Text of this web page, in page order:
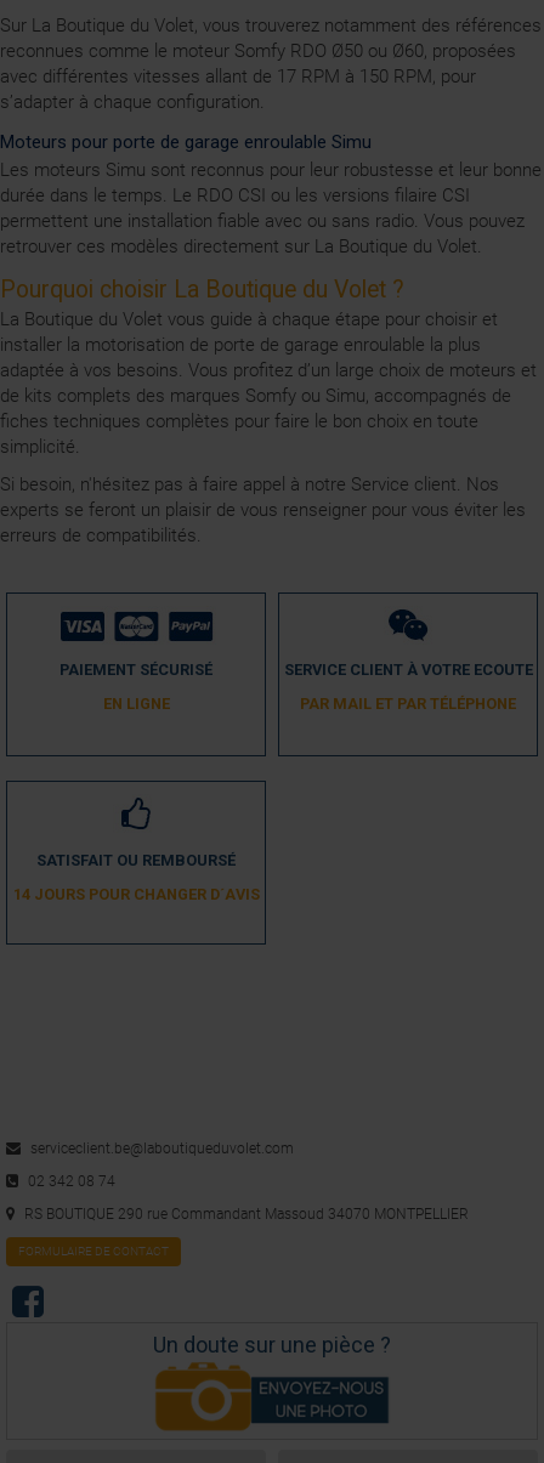
Sur La Boutique du Volet, vous trouverez notamment des références
reconnues comme le moteur Somfy RDO Ø50 ou Ø60, proposées
avec différentes vitesses allant de 17 RPM à 150 RPM, pour
s’adapter à chaque configuration.
Moteurs pour porte de garage enroulable Simu
Les moteurs Simu sont reconnus pour leur robustesse et leur bonne
durée dans le temps. Le RDO CSI ou les versions filaire CSI
permettent une installation fiable avec ou sans radio. Vous pouvez
retrouver ces modèles directement sur La Boutique du Volet.
Pourquoi choisir La Boutique du Volet ?
La Boutique du Volet vous guide à chaque étape pour choisir et
installer la motorisation de porte de garage enroulable la plus
adaptée à vos besoins. Vous profitez d’un large choix de moteurs et
de kits complets des marques Somfy ou Simu, accompagnés de
fiches techniques complètes pour faire le bon choix en toute
simplicité.
Si besoin, n'hésitez pas à faire appel à notre Service client. Nos
experts se feront un plaisir de vous renseigner pour vous éviter les
erreurs de compatibilités.
PAIEMENT SÉCURISÉ
EN LIGNE
SERVICE CLIENT À VOTRE ECOUTE
PAR MAIL ET PAR TÉLÉPHONE
SATISFAIT OU REMBOURSÉ
14 JOURS POUR CHANGER D´AVIS
serviceclient.be@laboutiqueduvolet.com
02 342 08 74
RS BOUTIQUE 290 rue Commandant Massoud 34070 MONTPELLIER
FORMULAIRE DE CONTACT
Un doute sur une pièce ?